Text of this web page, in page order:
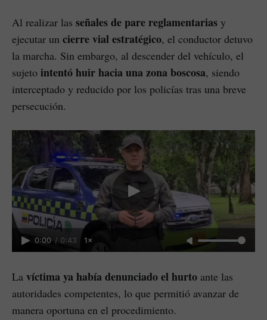
Al realizar las señales de pare reglamentarias y
ejecutar un cierre vial estratégico, el conductor detuvo
la marcha. Sin embargo, al descender del vehículo, el
sujeto intentó huir hacia una zona boscosa, siendo
interceptado y reducido por los policías tras una breve
persecución.
0:00 / 0:43 1×
La víctima ya había denunciado el hurto ante las
autoridades competentes, lo que permitió avanzar de
manera oportuna en el procedimiento.